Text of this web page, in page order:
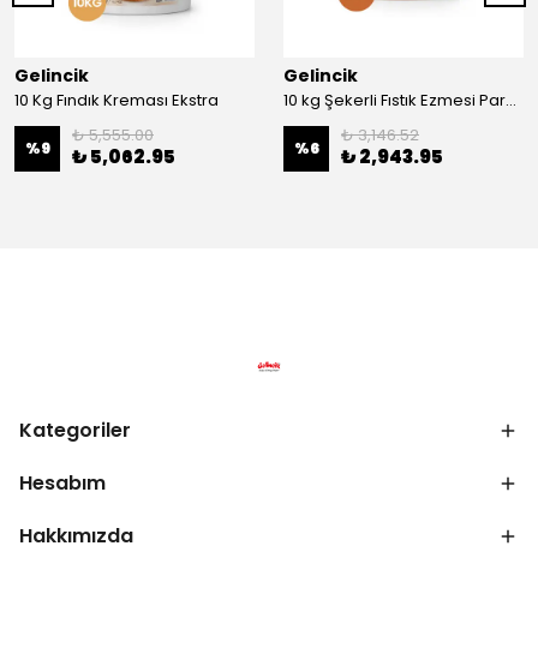
Gelincik
10 Kg Fındık Kreması Ekstra
%9
₺ 5,555.00
₺ 5,062.95
Gelincik
10 kg Şekerli Fıstık Ezmesi Parçacıklı
%6
₺ 3,146.52
₺ 2,943.95
Kategoriler
Hesabım
Hakkımızda